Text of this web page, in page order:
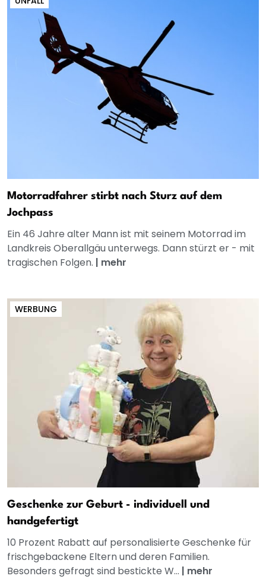
Motorradfahrer stirbt nach Sturz auf dem
Jochpass
Ein 46 Jahre alter Mann ist mit seinem Motorrad im
Landkreis Oberallgäu unterwegs. Dann stürzt er - mit
tragischen Folgen. | mehr
WERBUNG
Geschenke zur Geburt - individuell und
handgefertigt
10 Prozent Rabatt auf personalisierte Geschenke für
frischgebackene Eltern und deren Familien.
Besonders gefragt sind bestickte W... | mehr